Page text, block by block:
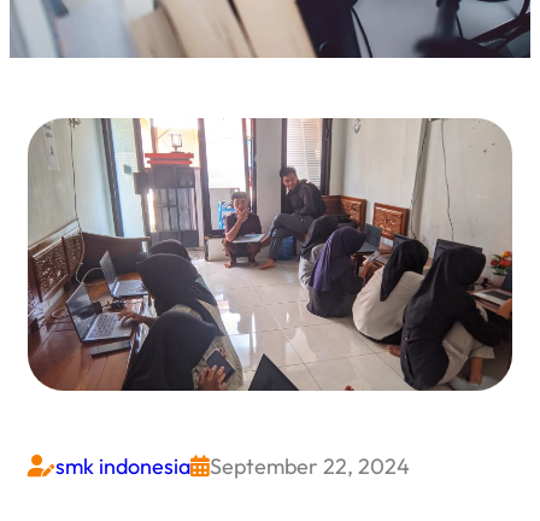
smk indonesiaSeptember 22, 2024